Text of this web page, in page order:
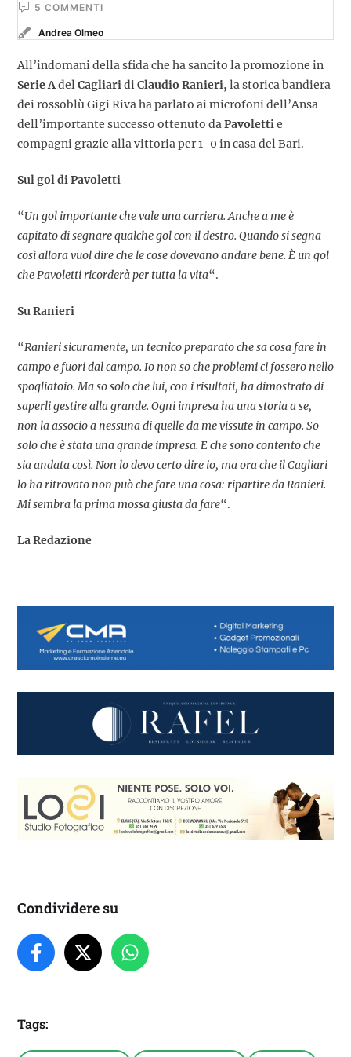
5 COMMENTI
Andrea Olmeo
All’indomani della sfida che ha sancito la promozione in
Serie AdelCagliaridiClaudio Ranieri, la storica bandiera
dei rossoblù Gigi Riva ha parlato ai microfoni dell’Ansa
dell’importante successo ottenuto daPavolettie
compagni grazie alla vittoria per 1-0 in casa del Bari.
Sul gol di Pavoletti
“Un gol importante che vale una carriera. Anche a me è
capitato di segnare qualche gol con il destro. Quando si segna
così allora vuol dire che le cose dovevano andare bene. È un gol
che Pavoletti ricorderà per tutta la vita“.
Su Ranieri
“Ranieri sicuramente, un tecnico preparato che sa cosa fare in
campo e fuori dal campo. Io non so che problemi ci fossero nello
spogliatoio. Ma so solo che lui, con i risultati, ha dimostrato di
saperli gestire alla grande. Ogni impresa ha una storia a se,
non la associo a nessuna di quelle da me vissute in campo. So
solo che è stata una grande impresa. E che sono contento che
sia andata così. Non lo devo certo dire io, ma ora che il Cagliari
lo ha ritrovato non può che fare una cosa: ripartire da Ranieri.
Mi sembra la prima mossa giusta da fare“.
La Redazione
Condividere su
Tags: